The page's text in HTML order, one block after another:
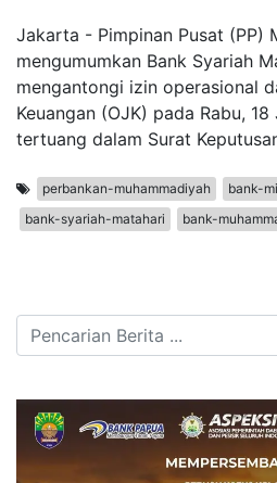
Jakarta - Pimpinan Pusat (PP)
mengumumkan Bank Syariah
mengantongi izin operasional
Keuangan (OJK) pada Rabu,
tertuang dalam Surat
perbankan-muhammadiyah
bank-
bank-syariah-matahari
bank-